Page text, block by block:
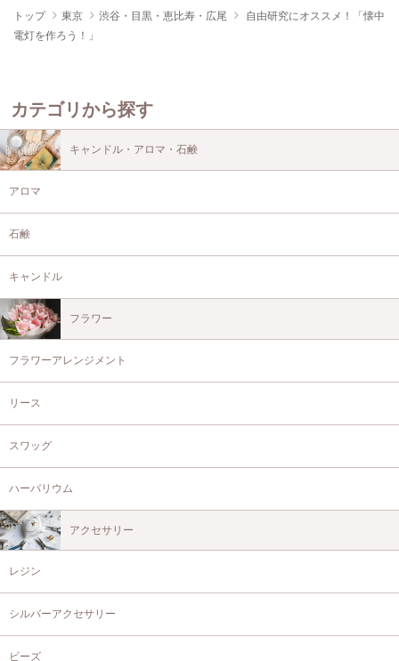
トップ
東京 渋谷・目黒・恵比寿・広尾
自由研究にオススメ！「懐中
電灯を作ろう！」
カテゴリから探す
キャンドル・アロマ・石鹸
アロマ
石鹸
キャンドル
フラワー
フラワーアレンジメント
リース
スワッグ
ハーバリウム
アクセサリー
レジン
シルバーアクセサリー
ビーズ